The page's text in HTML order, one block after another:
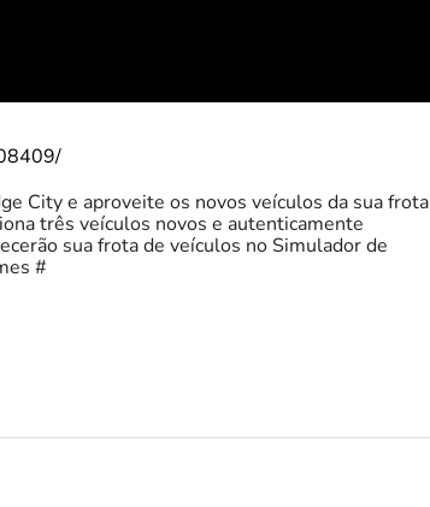
City e aproveite os novos veículos da sua frota
três veículos novos e autenticamente
sua frota de veículos no Simulador de
#